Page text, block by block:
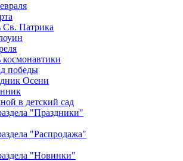
Св. Патрика
победы
Осени
в детский сад
"Праздники"
"Распродажа"
"Новинки"